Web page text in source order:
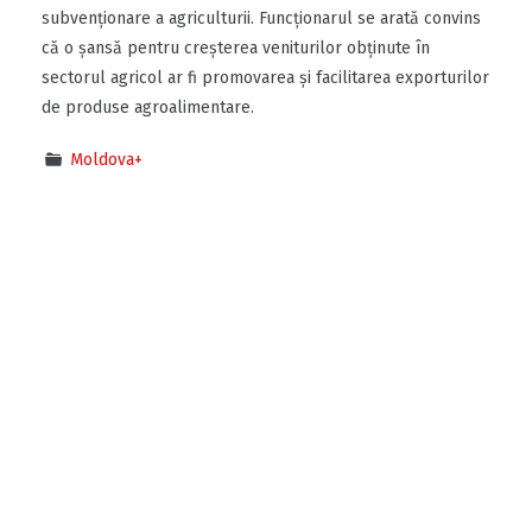
subvenţionare a agriculturii. Funcţionarul se arată convins
că o şansă pentru creşterea veniturilor obţinute în
sectorul agricol ar fi promovarea şi facilitarea exporturilor
de produse agroalimentare.
Moldova+